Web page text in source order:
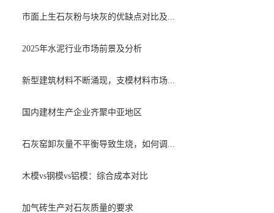
市面上生石灰粉与块灰的优缺点对比及...
2025年水泥行业市场前景及分析
新型建筑材料不断涌现，支模材料市场...
国内建材生产企业齐聚中亚地区
石灰窑卸灰量不平衡导致生烧，如何调...
木模vs钢模vs铝模：综合成本对比
加气砖生产对石灰质量的要求